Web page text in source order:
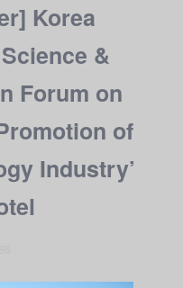
Korea
&
Forum on
of
Industry’